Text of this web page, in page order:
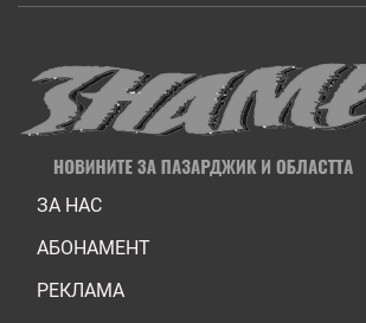
ЗА НАС
АБОНАМЕНТ
РЕКЛАМА